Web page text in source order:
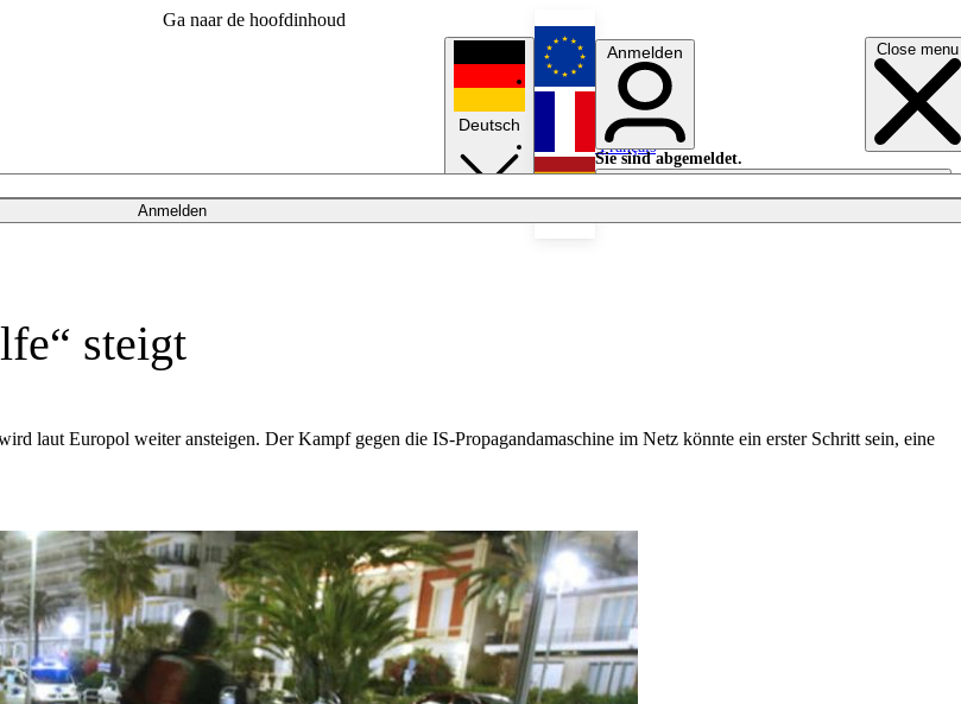
Ga naar de hoofdinhoud
Close menu
Anmelden
Deutsch
English
Français
Anmelden
Sie sind abgemeldet.
Anmelden
Licht aus
steigt
laut Europol weiter ansteigen. Der Kampf gegen die IS-Propagandamaschine im Netz könnte ein erster Schritt sein, eine